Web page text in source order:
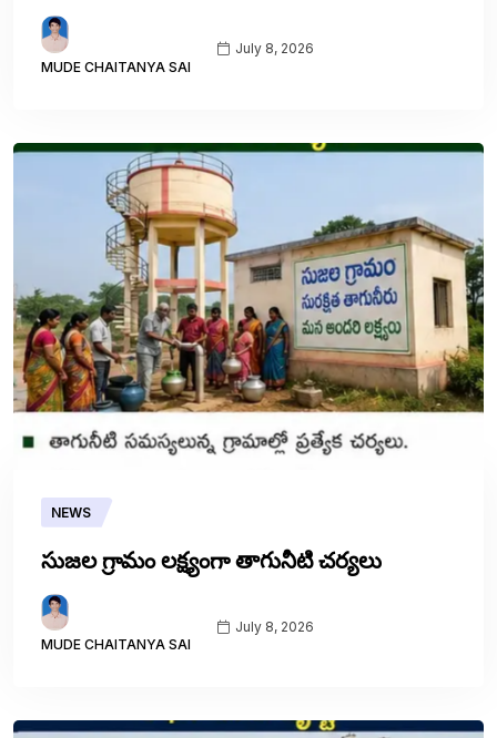
MUDE CHAITANYA SAI
July 8, 2026
NEWS
సుజల గ్రామం లక్ష్యంగా తాగునీటి చర్యలు
MUDE CHAITANYA SAI
July 8, 2026